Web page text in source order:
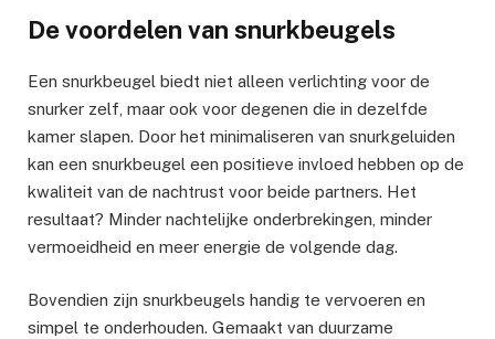
De voordelen van snurkbeugels
Een snurkbeugel biedt niet alleen verlichting voor de
snurker zelf, maar ook voor degenen die in dezelfde
kamer slapen. Door het minimaliseren van snurkgeluiden
kan een snurkbeugel een positieve invloed hebben op de
kwaliteit van de nachtrust voor beide partners. Het
resultaat? Minder nachtelijke onderbrekingen, minder
vermoeidheid en meer energie de volgende dag.
Bovendien zijn snurkbeugels handig te vervoeren en
simpel te onderhouden. Gemaakt van duurzame